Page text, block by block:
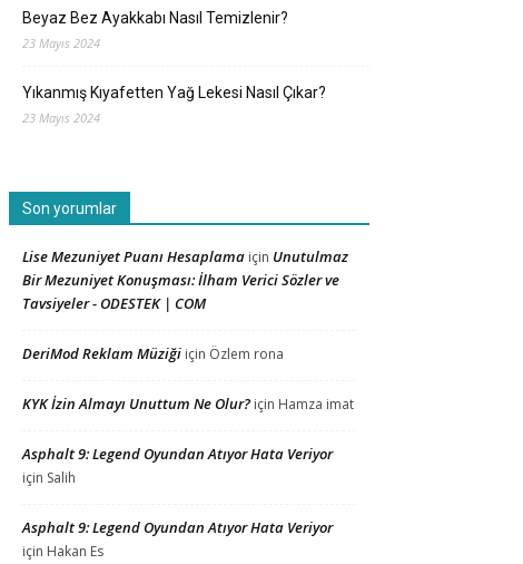
Beyaz Bez Ayakkabı Nasıl Temizlenir?
23 Mayıs 2024
Yıkanmış Kıyafetten Yağ Lekesi Nasıl Çıkar?
23 Mayıs 2024
Son yorumlar
Lise Mezuniyet Puanı Hesaplama için Unutulmaz
Bir Mezuniyet Konuşması: İlham Verici Sözler ve
Tavsiyeler - ODESTEK | COM
DeriMod Reklam Müziği için Özlem rona
KYK İzin Almayı Unuttum Ne Olur? için Hamza imat
Asphalt 9: Legend Oyundan Atıyor Hata Veriyor
için Salih
Asphalt 9: Legend Oyundan Atıyor Hata Veriyor
için Hakan Es